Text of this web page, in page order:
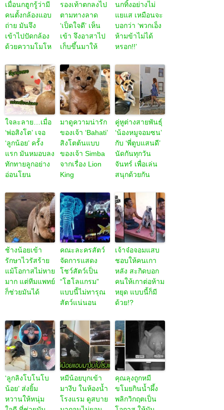
เมื่อนกฮูกรู้ว่ามี
คนตั้งกล้องแอบ
ถ่าย มันจึง
เข้าไปปัดกล้อง
ด้วยความโมโห
รองเท้าตกลงไป
ตามทางลาด
‘เป็ดใจดี’ เห็น
เข้า จึงอาสาไป
เก็บขึ้นมาให้
นกทิ้งอย่างไม่
แยแส เหมือนจะ
บอกว่า ‘พวกเอ็ง
ห้ามข้าไม่ได้
หรอก!!’
ใจละลาย…เมื่อ
‘พ่อสิงโต’ เจอ
‘ลูกน้อย’ ครั้ง
แรก มันหมอบลง
ทักทายลูกอย่าง
อ่อนโยน
มาดูความน่ารัก
ของเจ้า ‘Bahati’
สิงโตต้นแบบ
ของเจ้า Simba
จากเรื่อง Lion
King
คู่หูต่างสายพันธุ์
‘น้องหมูจอมซน’
กับ ‘พี่ตูบแสนดี’
นัดกันทุกวัน
จันทร์ เพื่อเล่น
สนุกด้วยกัน
ช้างน้อยเข้า
รักษาไวรัสร้าย
แม้โอกาสไม่หาย
มาก แต่ทีมแพทย์
ก็ช่วยมันได้
คณะละครสัตว์
จัดการแสดง
โชว์สัตว์เป็น
“โฮโลแกรม”
แบบนี้ไม่ทารุณ
สัตว์แน่นอน
เจ้าจ๋อจอมแสบ
ชอบให้คนเกา
หลัง สะกิดบอก
คนให้เกาต่อห้าม
หยุด แบบนี้ก็มี
ด้วย!?
‘ลูกลิงโบโนโบ
น้อย’ ส่งยิ้ม
หวานให้หนุ่ม
หมีน้อยบุกเข้า
มางีบ ในห้องน้ำ
โรงแรม ดูสบาย
คุณลุงถูกหมี
ขโมยกินน้ำผึ้ง
พลิกวิกฤตเป็น